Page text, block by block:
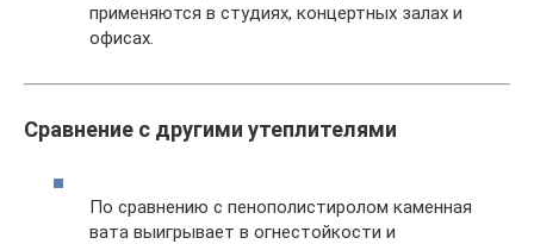
применяются в студиях, концертных залах и
офисах.
Сравнение с другими утеплителями
По сравнению с пенополистиролом каменная
вата выигрывает в огнестойкости и